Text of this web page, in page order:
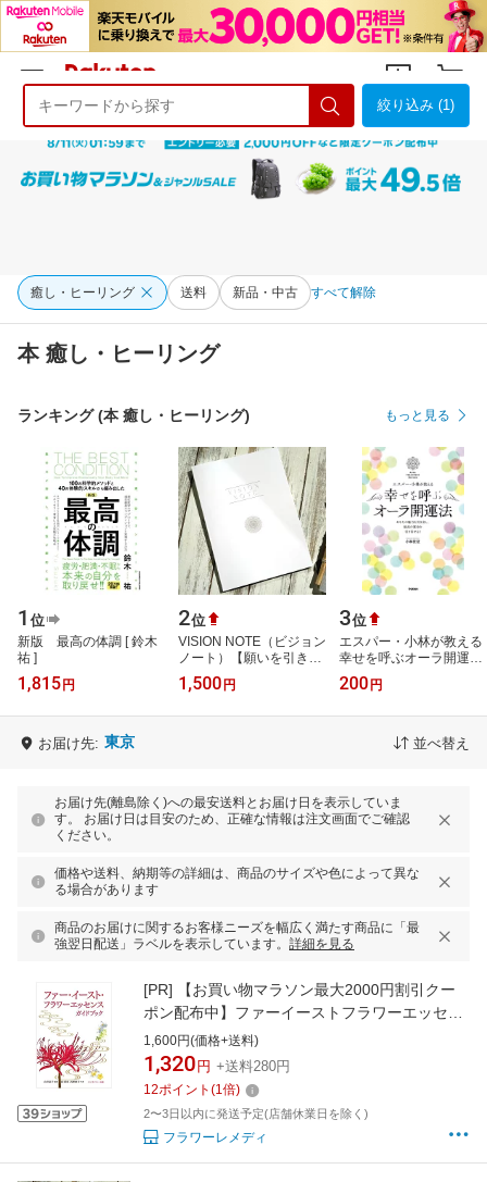
ようこそ 楽天市場へ ログイン
絞り込み (1)
癒し・ヒーリング 送料 新品・中古 すべて解除
本 癒し・ヒーリング
ランキング (本 癒し・ヒーリング) もっと見る
1 位
新版 最高の体調 [ 鈴木
祐 ]
1,815 円
2位
VISION NOTE（ビジョン
ノート）【願いを引き寄
せるジャーナリングノー
ト】LUCAS ルカス
1,500 円
3位
エスパー・小林が教える
幸せを呼ぶオーラ開運法
【電子書籍】[ 小林世征 ]
200 円
お届け先: 東京 並べ替え
お届け先(離島除く)への最安送料とお届け日を表示していま
す。 お届け日は目安のため、正確な情報は注文画面でご確認
ください。
価格や送料、納期等の詳細は、商品のサイズや色によって異な
る場合があります
商品のお届けに関するお客様ニーズを幅広く満たす商品に「最
強翌日配送」ラベルを表示しています。 詳細を見る
[PR]
【お買い物マラソン最大2000円割引クー
ポン配布中】ファーイーストフラワーエッセン
スガイドブック《ファーイーストフラワーエッ
センス》【メール便対象】【国産フラワーエッ
センス/日本】
1,600円(価格+送料)
1,320 円 +送料280円
12ポイント (1倍)
2〜3日以内に発送予定(店舗休業日を除く)
フラワーレメディ